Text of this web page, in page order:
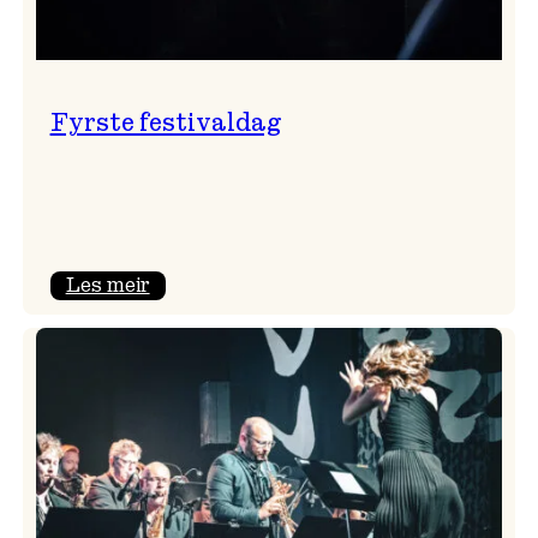
Fyrste festivaldag
Les meir: